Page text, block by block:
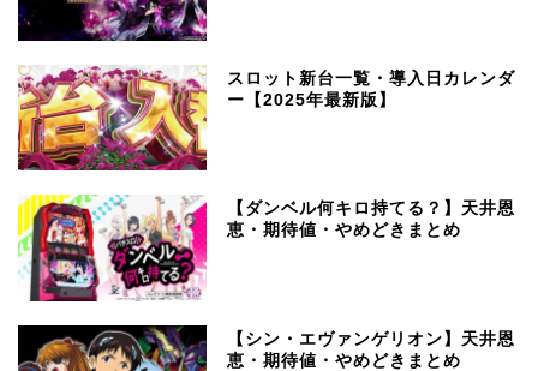
スロット新台一覧・導入日カレンダ
ー【2025年最新版】
【ダンベル何キロ持てる？】天井恩
恵・期待値・やめどきまとめ
【シン・エヴァンゲリオン】天井恩
恵・期待値・やめどきまとめ